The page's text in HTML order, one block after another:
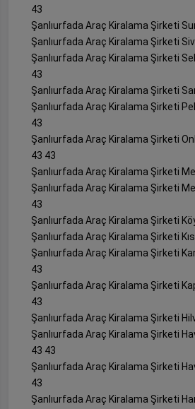
43
Şanlıurfada Araç Kiralama Şirketi
Şanlıurfada Araç Kiralama Şirketi
Şanlıurfada Araç Kiralama Şirketi
43
Şanlıurfada Araç Kiralama Şirketi
Şanlıurfada Araç Kiralama Şirketi
43
Şanlıurfada Araç Kiralama Şirketi
43 43
Şanlıurfada Araç Kiralama Şirketi
Şanlıurfada Araç Kiralama Şirketi
43
Şanlıurfada Araç Kiralama Şirketi
Şanlıurfada Araç Kiralama Şirketi
Şanlıurfada Araç Kiralama Şirketi
43
Şanlıurfada Araç Kiralama Şirketi
43
Şanlıurfada Araç Kiralama Şirketi
Şanlıurfada Araç Kiralama Şirketi
43 43
Şanlıurfada Araç Kiralama Şirketi
43
Şanlıurfada Araç Kiralama Şirketi